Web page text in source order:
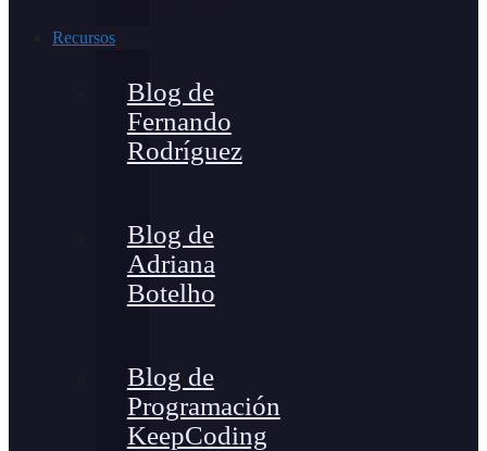
Recursos
Blog de
Fernando
Rodríguez
Blog de
Adriana
Botelho
Blog de
Programación
KeepCoding